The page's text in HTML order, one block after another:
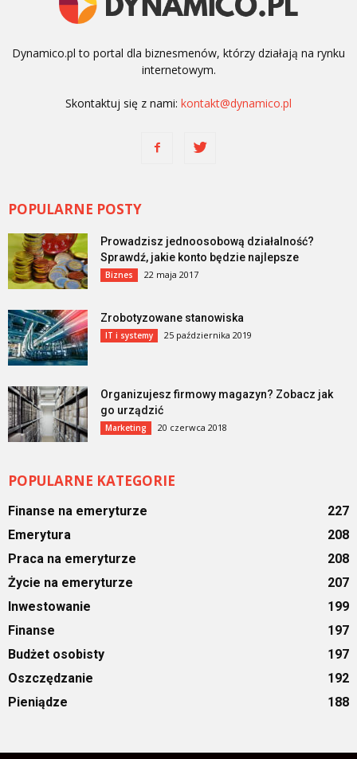
Dynamico.pl to portal dla biznesmenów, którzy działają na rynku
internetowym.
Skontaktuj się z nami: kontakt@dynamico.pl
POPULARNE POSTY
Prowadzisz jednoosobową działalność?
Sprawdź, jakie konto będzie najlepsze
Biznes 22 maja 2017
Zrobotyzowane stanowiska
IT i systemy 25 października 2019
Organizujesz firmowy magazyn? Zobacz jak
go urządzić
Marketing 20 czerwca 2018
POPULARNE KATEGORIE
Finanse na emeryturze
227
Emerytura
208
Praca na emeryturze
208
Życie na emeryturze
207
Inwestowanie
199
Finanse
197
Budżet osobisty
197
Oszczędzanie
192
Pieniądze
188